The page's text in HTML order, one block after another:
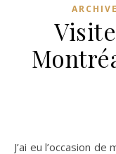
J’ai eu l’occasion de me rendre au Forum de Montréal, pour